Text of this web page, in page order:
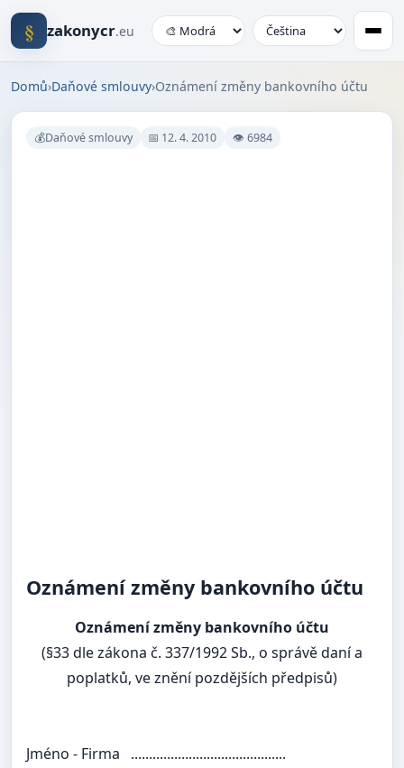
§ zakonycr.eu
Domů›Daňové smlouvy›Oznámení změny bankovního účtu
💰Daňové smlouvy 📅 12. 4. 2010 👁 6984
Oznámení změny bankovního účtu
Oznámení změny bankovního účtu
(§33 dle zákona č. 337/1992 Sb., o správě daní a
poplatků, ve znění pozdějších předpisů)
Jméno - Firma ...........................................